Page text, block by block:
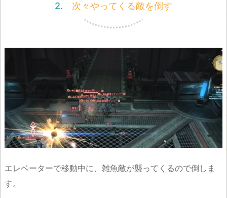
2. 次々やってくる敵を倒す
エレベーターで移動中に、雑魚敵が襲ってくるので倒しま
す。